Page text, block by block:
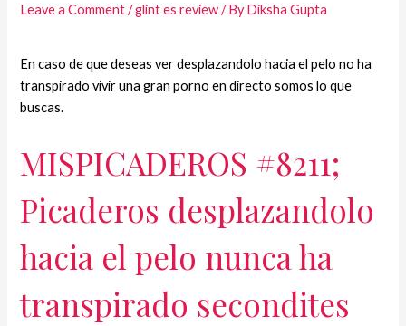
Leave a Comment /glint es review/ ByDiksha Gupta
En caso de que deseas ver desplazandolo hacia el pelo no ha
transpirado vivir una gran porno en directo somos lo que
buscas.
MISPICADEROS #8211;
Picaderos desplazandolo
hacia el pelo nunca ha
transpirado secondites